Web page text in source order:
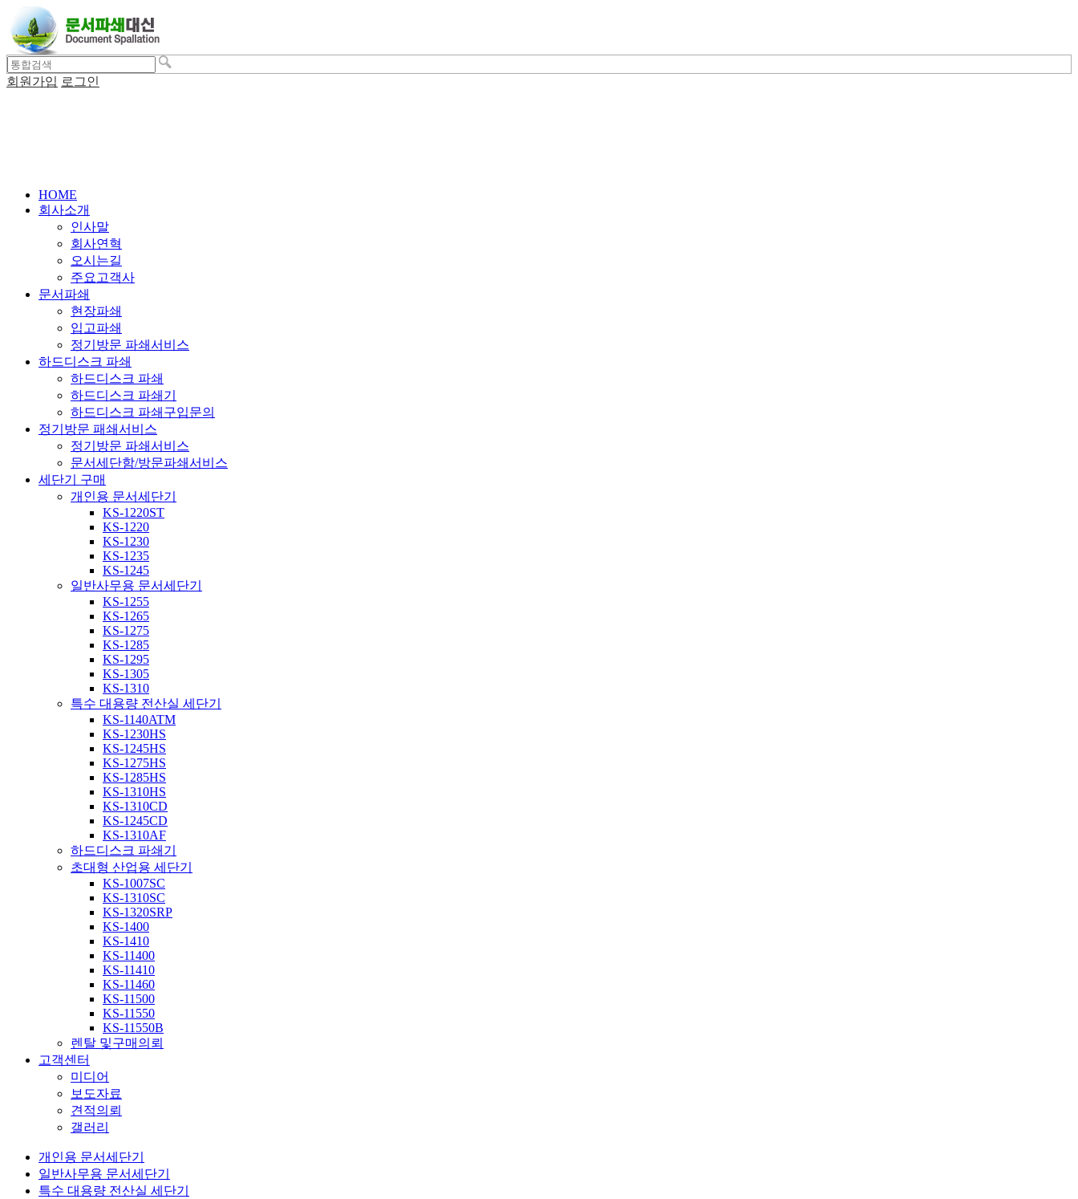
회원가입 로그인
HOME
회사소개
인사말
회사연혁
오시는길
주요고객사
문서파쇄
현장파쇄
입고파쇄
정기방문 파쇄서비스
하드디스크 파쇄
하드디스크 파쇄
하드디스크 파쇄기
하드디스크 파쇄구입문의
정기방문 패쇄서비스
정기방문 파쇄서비스
문서세단함/방문파쇄서비스
세단기 구매
개인용 문서세단기
KS-1220ST
KS-1220
KS-1230
KS-1235
KS-1245
일반사무용 문서세단기
KS-1255
KS-1265
KS-1275
KS-1285
KS-1295
KS-1305
KS-1310
특수 대용량 전산실 세단기
KS-1140ATM
KS-1230HS
KS-1245HS
KS-1275HS
KS-1285HS
KS-1310HS
KS-1310CD
KS-1245CD
KS-1310AF
하드디스크 파쇄기
초대형 산업용 세단기
KS-1007SC
KS-1310SC
KS-1320SRP
KS-1400
KS-1410
KS-11400
KS-11410
KS-11460
KS-11500
KS-11550
KS-11550B
렌탈 및구매의뢰
고객센터
미디어
보도자료
견적의뢰
갤러리
개인용 문서세단기
일반사무용 문서세단기
특수 대용량 전산실 세단기